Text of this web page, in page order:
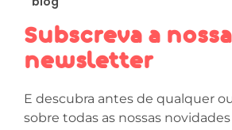
Subscreva a nossa
newsletter
E descubra antes de qualquer
sobre todas as nossas